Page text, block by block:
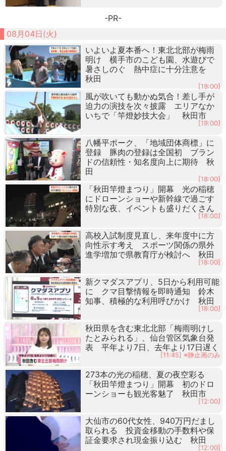
-PR-
08月04日(火)
いよいよ夏本番へ！東北北部が梅雨
明け 横手市のこども園、水遊びで
暑さしのぐ 熱中症に十分注意を
秋田
[19:00]
風が吹いても動かぬ気合！差し手が
迫力の演技を次々披露 エリアなか
いちで「竿燈妙技大会」 秋田市
[19:00]
八幡平ポーク、「地域団体商標」に
登録 豚肉の登録は全国初 ブラン
ドの信頼性・知名度向上に期待 秋
田
[18:00]
「秋田竿燈まつり」開幕 光の稲穂
にドローンショーや新幹線で過ごす
特別な夜、イベントも盛りだくさん
[18:00]
高校入試制度見直し、来年度中に方
向性示す考え スポーツ関係の県外
進学増加で県教育庁が検討へ 秋田
[18:00]
新クマダスアプリ、5日から利用可能
に クマ目撃情報を即時通知 鈴木
知事、積極的な利用呼びかけ 秋田
[18:00]
秋田県を含む東北北部「梅雨明けし
たとみられる」、仙台管区気象台発
表 平年より7日、去年より17日遅く
[11:45] ※静止画のみ
273本の光の稲穂、夏の夜空彩る
「秋田竿燈まつり」開幕 初のドロ
ーンショーも観光客魅了 秋田市
[12:00]
大仙市の60代女性、940万円だまし
取られる 投資金移動の手数料や保
証金要求され現金振り込む 秋田
[12:00]